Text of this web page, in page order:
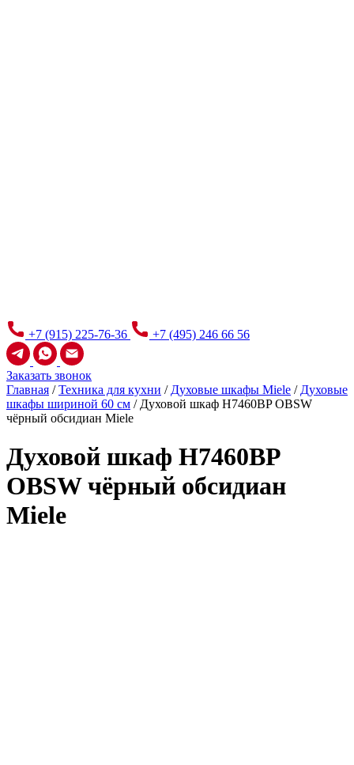
+7 (915) 225-76-36 +7 (495) 246 66 56
Заказать звонок
Главная /Техника для кухни / Духовые шкафы Miele / Духовые
шкафы шириной 60 см / Духовой шкаф H7460BP OBSW
чёрный обсидиан Miele
Духовой шкаф H7460BP
OBSW чёрный обсидиан
Miele